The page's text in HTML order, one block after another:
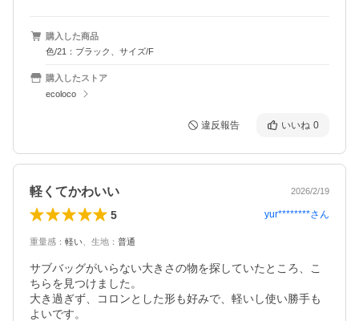
購入した商品
色/21：ブラック、サイズ/F
購入したストア
ecoloco
違反報告 いいね 0
軽くてかわいい 2026/2/19
5 yur********さん
重量感 ： 軽い 生地 ： 普通
サブバッグがいらない大きさの物を探していたところ、こ
ちらを見つけました。
大き過ぎず、コロンとした形も好みで、軽いし使い勝手も
よいです。